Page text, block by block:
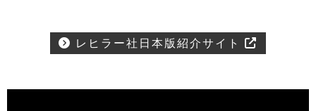
レヒラー社日本版紹介サイト